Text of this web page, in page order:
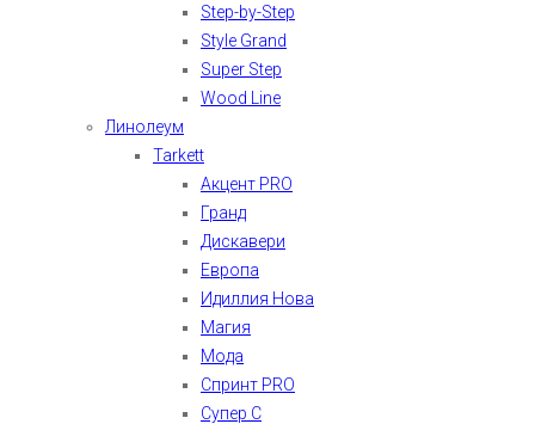
Step-by-Step
Style Grand
Super Step
Wood Line
Линолеум
Tarkett
Акцент PRO
Гранд
Дискавери
Европа
Идиллия Нова
Магия
Мода
Спринт PRO
Супер С